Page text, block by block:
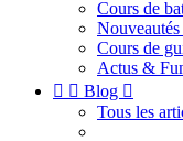
Cours de
Cours de
Actus &
  Blog 
Tous les